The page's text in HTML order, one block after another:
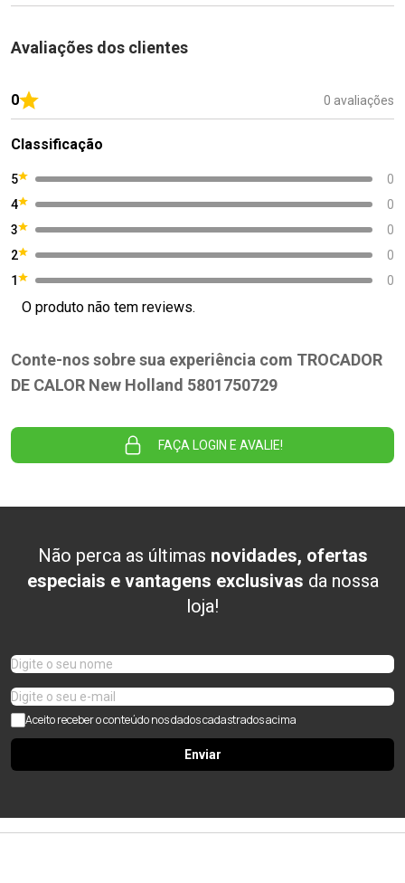
Avaliações dos clientes
0 0 avaliações
Classificação
5
0
4
0
3
0
2
0
1
0
O produto não tem reviews.
Conte-nos sobre sua experiência com TROCADOR
DE CALOR New Holland 5801750729
FAÇA LOGIN E AVALIE!
Não perca as últimas novidades, ofertas
especiais e vantagens exclusivas da nossa
loja!
Aceito receber o conteúdo nos dados cadastrados acima
Enviar